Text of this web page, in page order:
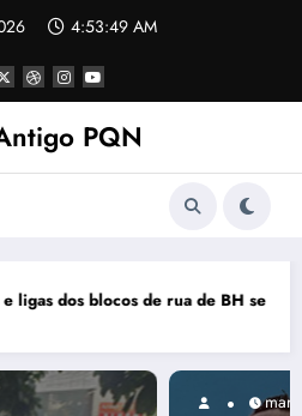
4:53:50 AM
PQN
nota de repúdio
Rocknights lança a primeira parte